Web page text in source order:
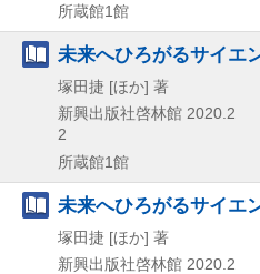
所蔵館1館
未来へひろがるサイエ
塚田捷 [ほか] 著
新興出版社啓林館 2020.2
2
所蔵館1館
未来へひろがるサイエ
塚田捷 [ほか] 著
新興出版社啓林館 2020.2